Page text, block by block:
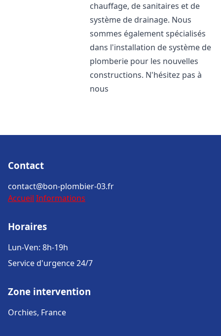
chauffage, de sanitaires et de
système de drainage. Nous
sommes également spécialisés
dans l'installation de système de
plomberie pour les nouvelles
constructions. N'hésitez pas à
nous
Contact
contact@bon-plombier-03.fr
Accueil Informations
Horaires
Lun-Ven: 8h-19h
Service d'urgence 24/7
Zone intervention
Orchies, France